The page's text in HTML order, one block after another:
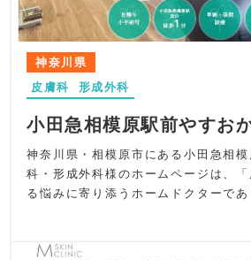
トで、初めて訪れる方の不安をやわら
りを大切にしています。
コンテンツ面では、訴求項目をトップ
ることで、クリニックの強みがひと目
らにアニメーションも控えめに取り入
画像と文章を組み合わせ、専門的な内
よう工夫しています。
UI/UXでは、サイドタブにWEB予約
Instagram・YouTubeを固定表示し、
の様子は横スクロールで紹介し、落
が伝わるよう視覚的な没入感を高めて
神奈川県
皮膚科
形成外科
小田急相模原駅前やすお
神奈川県・相模原市にある小田急相
科・形成外科様のホームページは、
る悩みに寄り添うホームドクターであ
作しました。来院が初めての方でも
られるよう、全体を通してやわらか